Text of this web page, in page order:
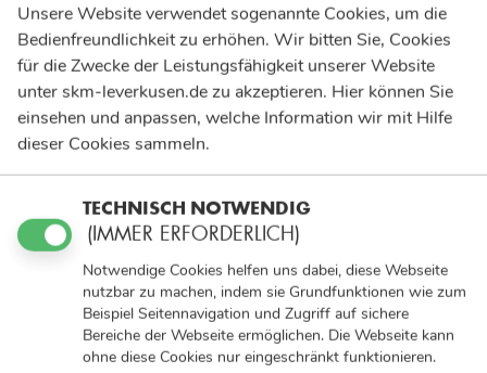
Unsere Website verwendet sogenannte Cookies, um die
Bedienfreundlichkeit zu erhöhen. Wir bitten Sie, Cookies
für die Zwecke der Leistungsfähigkeit unserer Website
unter skm-leverkusen.de zu akzeptieren. Hier können Sie
einsehen und anpassen, welche Information wir mit Hilfe
dieser Cookies sammeln.
TECHNISCH NOTWENDIG
(IMMER ERFORDERLICH)
Notwendige Cookies helfen uns dabei, diese Webseite
nutzbar zu machen, indem sie Grundfunktionen wie zum
Beispiel Seitennavigation und Zugriff auf sichere
Bereiche der Webseite ermöglichen. Die Webseite kann
ohne diese Cookies nur eingeschränkt funktionieren.